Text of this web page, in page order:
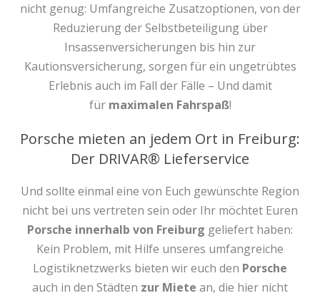
nicht genug: Umfangreiche Zusatzoptionen, von der
Reduzierung der Selbstbeteiligung über
Insassenversicherungen bis hin zur
Kautionsversicherung, sorgen für ein ungetrübtes
Erlebnis auch im Fall der Fälle – Und damit
für maximalen Fahrspaß!
Porsche mieten an jedem Ort in Freiburg:
Der DRIVAR® Lieferservice
Und sollte einmal eine von Euch gewünschte Region
nicht bei uns vertreten sein oder Ihr möchtet Euren
Porsche innerhalb von Freiburg geliefert haben:
Kein Problem, mit Hilfe unseres umfangreiche
Logistiknetzwerks bieten wir euch den Porsche
auch in den Städten zur Miete an, die hier nicht